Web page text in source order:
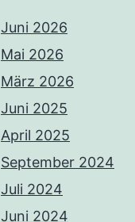
Juni 2026
Mai 2026
März 2026
Juni 2025
April 2025
September 2024
Juli 2024
Juni 2024